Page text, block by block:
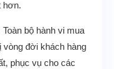
hơn.
Toàn bộ hành vi mua
vòng đời khách hàng
phục vụ cho các